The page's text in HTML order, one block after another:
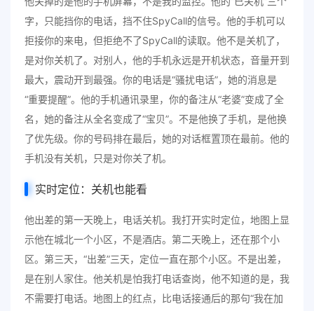
字，只能挡你的电话，挡不住SpyCall的信号。他的手机可以
拒接你的来电，但拒绝不了SpyCall的读取。他不是关机了，
是对你关机了。对别人，他的手机永远是开机状态，音量开到
最大，震动开到最强。你的电话是“骚扰电话”，她的消息是
“重要提醒”。他的手机通讯录里，你的备注从“老婆”变成了全
名，她的备注从全名变成了“宝贝”。不是他换了手机，是他换
了优先级。你的号码排在最后，她的对话框置顶在最前。他的
手机没有关机，只是对你关了机。
实时定位：关机也能看
他出差的第一天晚上，电话关机。我打开实时定位，地图上显
示他在城北一个小区，不是酒店。第二天晚上，还在那个小
区。第三天，“出差”三天，定位一直在那个小区。不是出差，
是在别人家住。他关机是怕我打电话查岗，他不知道的是，我
不需要打电话。地图上的红点，比电话接通后的那句“我在加